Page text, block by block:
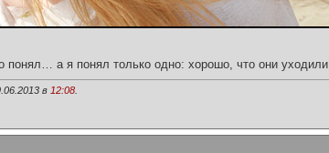
понял… а я понял только одно: хорошо, что они уходили.
в 12:08